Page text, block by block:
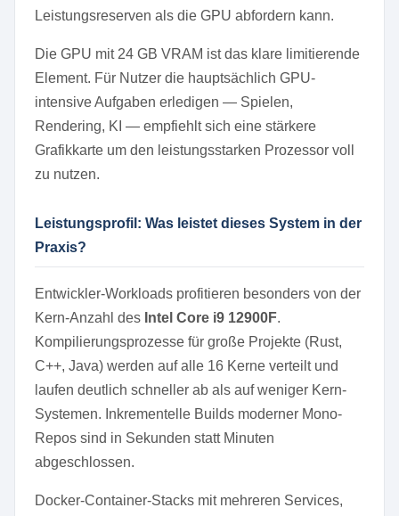
Leistungsreserven als die GPU abfordern kann.
Die GPU mit 24 GB VRAM ist das klare limitierende
Element. Für Nutzer die hauptsächlich GPU-
intensive Aufgaben erledigen — Spielen,
Rendering, KI — empfiehlt sich eine stärkere
Grafikkarte um den leistungsstarken Prozessor voll
zu nutzen.
Leistungsprofil: Was leistet dieses System in der
Praxis?
Entwickler-Workloads profitieren besonders von der
Kern-Anzahl des Intel Core i9 12900F.
Kompilierungsprozesse für große Projekte (Rust,
C++, Java) werden auf alle 16 Kerne verteilt und
laufen deutlich schneller ab als auf weniger Kern-
Systemen. Inkrementelle Builds moderner Mono-
Repos sind in Sekunden statt Minuten
abgeschlossen.
Docker-Container-Stacks mit mehreren Services,